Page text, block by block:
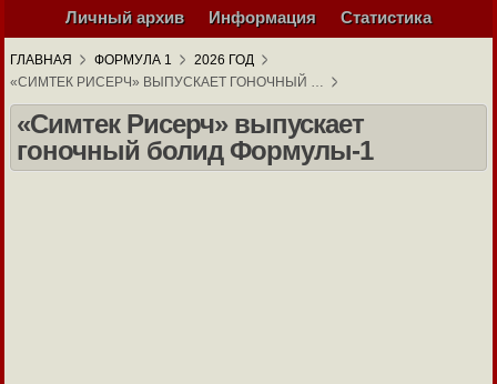
Личный архив
Информация Статистика
ГЛАВНАЯ ФОРМУЛА 1
2026 ГОД
«СИМТЕК РИСЕРЧ» ВЫПУСКАЕТ ГОНОЧНЫЙ …
«Симтек Рисерч» выпускает
гоночный болид Формулы-1